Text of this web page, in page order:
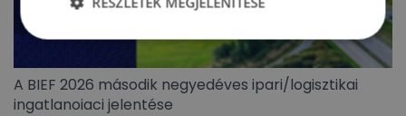
A BIEF 2026 második negyedéves ipari/logisztikai
ingatlanoiaci jelentése